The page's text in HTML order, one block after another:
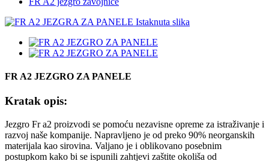
FR A2 JEZGRO ZA PANELE
Kratak opis:
Jezgro Fr a2 proizvodi se pomoću nezavisne opreme za istraživanje i
razvoj naše kompanije. Napravljeno je od preko 90% neorganskih
materijala kao sirovina. Valjano je i oblikovano posebnim
postupkom kako bi se ispunili zahtjevi zaštite okoliša od